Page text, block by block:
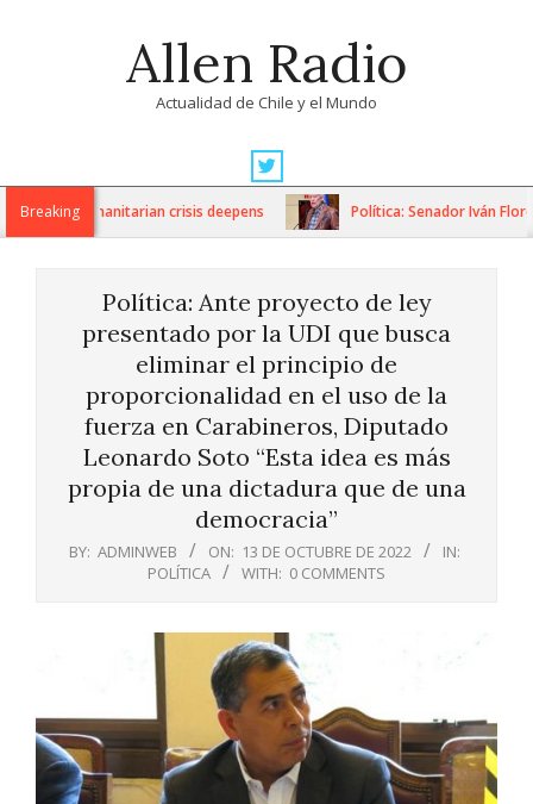
Allen Radio
Actualidad de Chile y el Mundo
Navigation
MenuBreaking
as humanitarian crisis deepens Política: Senador Iván Flores
Política: Ante proyecto de ley
presentado por la UDI que busca
eliminar el principio de
proporcionalidad en el uso de la
fuerza en Carabineros, Diputado
Leonardo Soto “Esta idea es más
propia de una dictadura que de una
democracia”
BY: ADMINWEB ON: 13 DE OCTUBRE DE 2022
IN:
POLÍTICA
WITH: 0 COMMENTS